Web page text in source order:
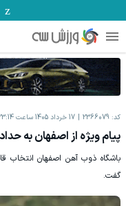
کد: 2366079 17 خرداد 1405 ساعت 23:14
پیام ویژه از اصفهان به
باشگاه ذوب آهن اصفهان انتخاب
گفت.